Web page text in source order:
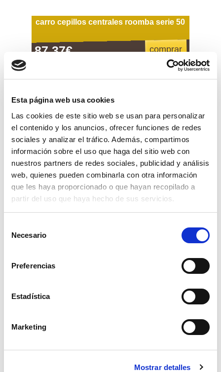
Esta página web usa cookies
Las cookies de este sitio web se usan para personalizar
el contenido y los anuncios, ofrecer funciones de redes
sociales y analizar el tráfico. Además, compartimos
información sobre el uso que haga del sitio web con
nuestros partners de redes sociales, publicidad y análisis
web, quienes pueden combinarla con otra información
que les haya proporcionado o que hayan recopilado a
partir del uso que haya hecho de sus servicios.
Necesario
Preferencias
Estadística
Marketing
Mostrar detalles
carro cepillos centrales roomba serie 50
87,37€ comprar
carro cepillos robot roomba
69,89€ comprar